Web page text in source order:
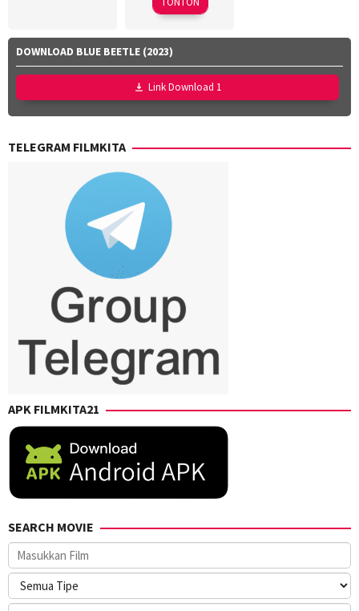
Sotozaki
Kei
Tsunematsu,
Ken
Nakazawa,
Harada,
Yuji
Shimizu
Kubo
DOWNLOAD BLUE BEETLE (2023)
Link Download 1
TELEGRAM FILMKITA
APK FILMKITA21
SEARCH MOVIE